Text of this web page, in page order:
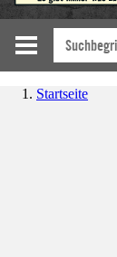
Startseite